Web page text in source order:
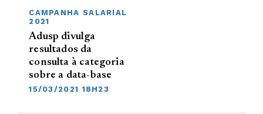
CAMPANHA SALARIAL
2021
Adusp divulga
resultados da
consulta à categoria
sobre a data-base
15/03/2021 18H23